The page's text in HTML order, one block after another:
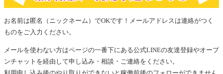
お名前は匿名（ニックネーム）でOKです！メールアドレスは連絡がつく
ものをご入力ください。
メールを使わない方はページの一番下にある公式LINEの友達登録やオープ
ンチャットを経由して申し込み・相談・ご連絡をください。